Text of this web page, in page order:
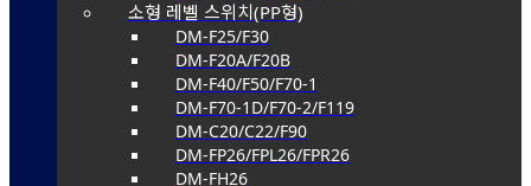
소형 레벨 스위치(PP형)
DM-F25/F30
DM-F20A/F20B
DM-F40/F50/F70-1
DM-F70-1D/F70-2/F119
DM-C20/C22/F90
DM-FP26/FPL26/FPR26
DM-FH26